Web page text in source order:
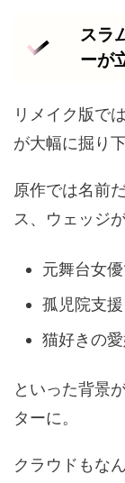
スラ
ーが
リメイク版で
が大幅に掘り
原作では名前
ス、ウェッジ
元舞台女
孤児院支
猫好きの
といった背景
ターに。
クラウドもな